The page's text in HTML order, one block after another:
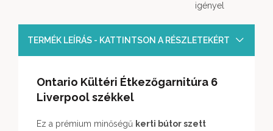
igényel
TERMÉK LEÍRÁS - KATTINTSON A RÉSZLETEKÉRT
Ontario Kültéri Étkezőgarnitúra 6
Liverpool székkel
Ez a prémium minőségű kerti bútor szett